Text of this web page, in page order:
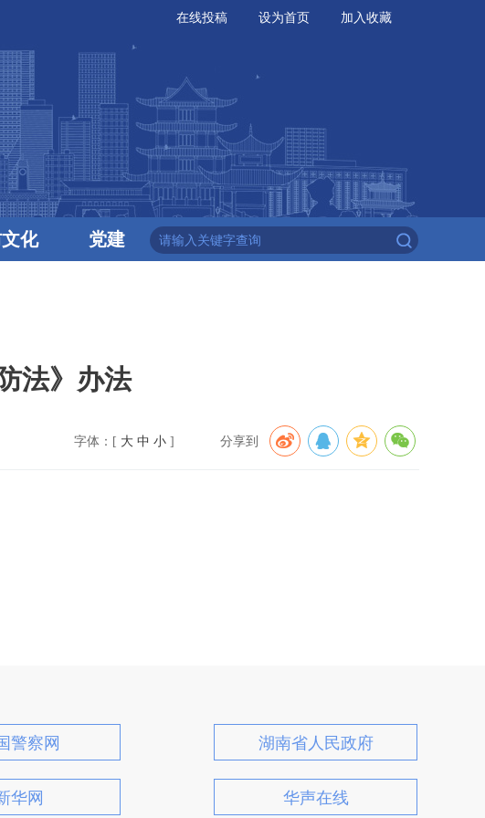
在线投稿 设为首页 加入收藏
化 党建
法》办法
分享到
字体：[ 大 中 小 ]
警察网 湖南省人民政府
华网 华声在线